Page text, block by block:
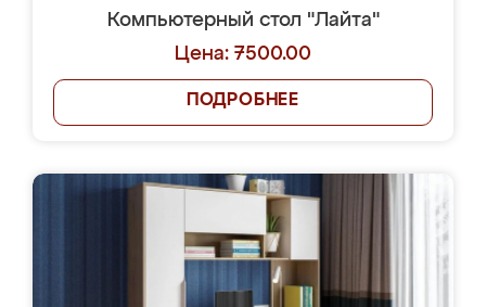
Компьютерный стол "Лайта"
Цена: 7500.00
ПОДРОБНЕЕ